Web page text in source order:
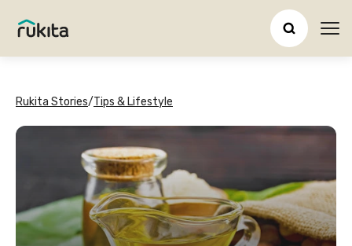
Rukita Stories/Tips & Lifestyle